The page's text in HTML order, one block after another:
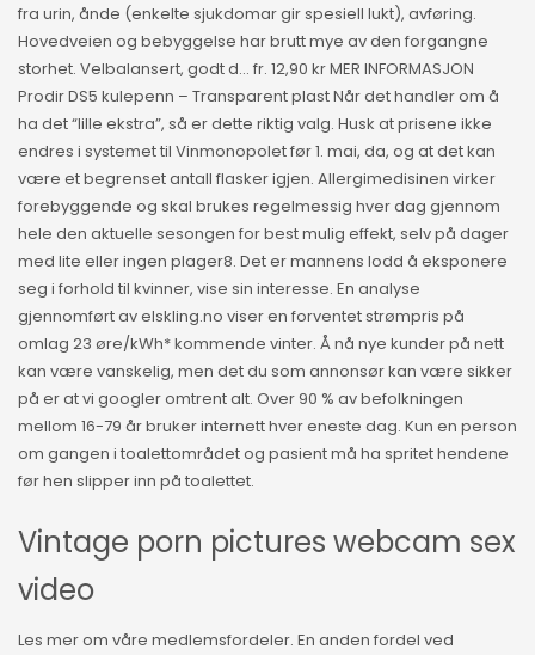
fra urin, ånde (enkelte sjukdomar gir spesiell lukt), avføring.
Hovedveien og bebyggelse har brutt mye av den forgangne
storhet. Velbalansert, godt d… fr. 12,90 kr MER INFORMASJON
Prodir DS5 kulepenn – Transparent plast Når det handler om å
ha det “lille ekstra”, så er dette riktig valg. Husk at prisene ikke
endres i systemet til Vinmonopolet før 1. mai, da, og at det kan
være et begrenset antall flasker igjen. Allergimedisinen virker
forebyggende og skal brukes regelmessig hver dag gjennom
hele den aktuelle sesongen for best mulig effekt, selv på dager
med lite eller ingen plager8. Det er mannens lodd å eksponere
seg i forhold til kvinner, vise sin interesse. En analyse
gjennomført av elskling.no viser en forventet strømpris på
omlag 23 øre/kWh* kommende vinter. Å nå nye kunder på nett
kan være vanskelig, men det du som annonsør kan være sikker
på er at vi googler omtrent alt. Over 90 % av befolkningen
mellom 16-79 år bruker internett hver eneste dag. Kun en person
om gangen i toalettområdet og pasient må ha spritet hendene
før hen slipper inn på toalettet.
Vintage porn pictures webcam sex
video
Les mer om våre medlemsfordeler. En anden fordel ved